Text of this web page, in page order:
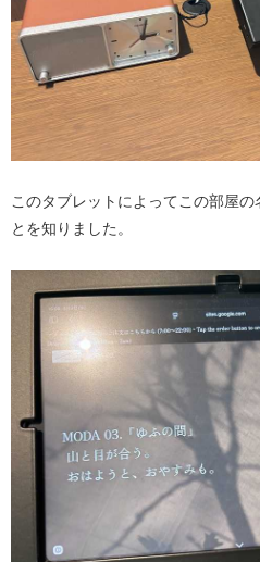
このタブレットによってこの部屋
とを知りました。